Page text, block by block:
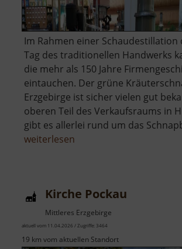
Im Rahmen einer Schaudestillation
Tag des traditionellen Handwerks
die mehr als 150 Jahre
eintauchen. Der grüne
Erzgebirge ist sicher vielen gut
oberen Teil des Verkaufsraums in
gibt es allerlei rund um das
weiterlesen
Lauterbacher
Tropfen
Kirche Pockau
Mittleres Erzgebirge
aktuell vom 11.04.2026 / Zugriffe: 3464
19 km vom aktuellen Standort